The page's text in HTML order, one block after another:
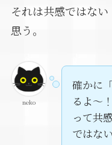
それは共感ではな
思う。
neko
確かに
るよ～！
って共
ではない